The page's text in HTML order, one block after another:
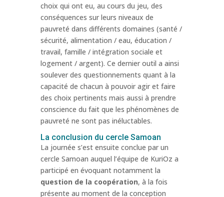
choix qui ont eu, au cours du jeu, des
conséquences sur leurs niveaux de
pauvreté dans différents domaines (santé /
sécurité, alimentation / eau, éducation /
travail, famille / intégration sociale et
logement / argent). Ce dernier outil a ainsi
soulever des questionnements quant à la
capacité de chacun à pouvoir agir et faire
des choix pertinents mais aussi à prendre
conscience du fait que les phénomènes de
pauvreté ne sont pas inéluctables.
La conclusion du cercle Samoan
La journée s’est ensuite conclue par un
cercle Samoan auquel l’équipe de KuriOz a
participé en évoquant notamment la
question de la coopération, à la fois
présente au moment de la conception